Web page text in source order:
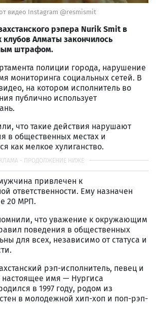
видео Instagram @resmismit
рэпера Nurik Smit в
Алматы закончилось
штрафом.
полиции города, нарушение
мониторинга социальных сетей. В
на котором исполнитель во
публично использует
что такие действия нарушают
в общественных местах и
как мелкое хулиганство.
привлечен к
ответственности. Ему назначен
20 МРП.
что уважение к окружающим
поведения в общественных
для всех, независимо от статуса и
рэп-исполнитель, певец и
настоящее имя — Нургиса
в 1997 году, родом из
в молодежной хип-хоп и поп-рэп-